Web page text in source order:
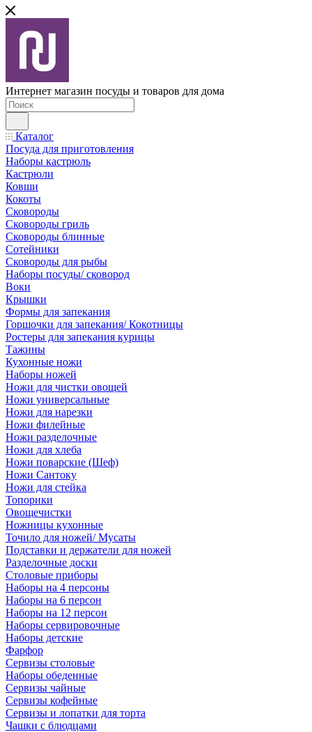
Интернет магазин посуды и товаров для дома
Каталог
Посуда для приготовления
Наборы кастрюль
Кастрюли
Ковши
Кокоты
Сковороды
Сковороды гриль
Сковороды блинные
Сотейники
Сковороды для рыбы
Наборы посуды/ сковород
Воки
Крышки
Формы для запекания
Горшочки для запекания/ Кокотницы
Ростеры для запекания курицы
Тажины
Кухонные ножи
Наборы ножей
Ножи для чистки овощей
Ножи универсальные
Ножи для нарезки
Ножи филейные
Ножи разделочные
Ножи для хлеба
Ножи поварские (Шеф)
Ножи Сантоку
Ножи для стейка
Топорики
Овощечистки
Ножницы кухонные
Точило для ножей/ Мусаты
Подставки и держатели для ножей
Разделочные доски
Столовые приборы
Наборы на 4 персоны
Наборы на 6 персон
Наборы на 12 персон
Наборы сервировочные
Наборы детские
Фарфор
Сервизы столовые
Наборы обеденные
Сервизы чайные
Сервизы кофейные
Сервизы и лопатки для торта
Чашки с блюдцами